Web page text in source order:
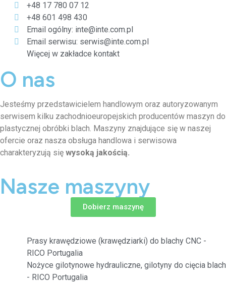
+48 17 780 07 12
+48 601 498 430
Email ogólny: inte@inte.com.pl
Email serwisu: serwis@inte.com.pl
Więcej w zakładce kontakt
O nas
Jesteśmy przedstawicielem handlowym oraz autoryzowanym
serwisem kilku zachodnioeuropejskich producentów maszyn do
plastycznej obróbki blach. Maszyny znajdujące się w naszej
ofercie oraz nasza obsługa handlowa i serwisowa
charakteryzują się wysoką jakością.
Nasze maszyny
Dobierz maszynę
Prasy krawędziowe (krawędziarki) do blachy CNC -
RICO Portugalia
Nożyce gilotynowe hydrauliczne, gilotyny do cięcia blach
- RICO Portugalia